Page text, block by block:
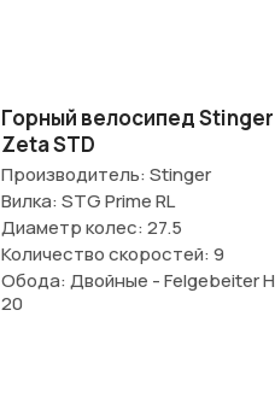
Горный велосипед Stinger
Zeta STD
Производитель: Stinger
Вилка: STG Prime RL
Диаметр колес: 27.5
Количество скоростей: 9
Обода: Двойные - Felgebeiter
20
Нажимая на кнопку “Отправить